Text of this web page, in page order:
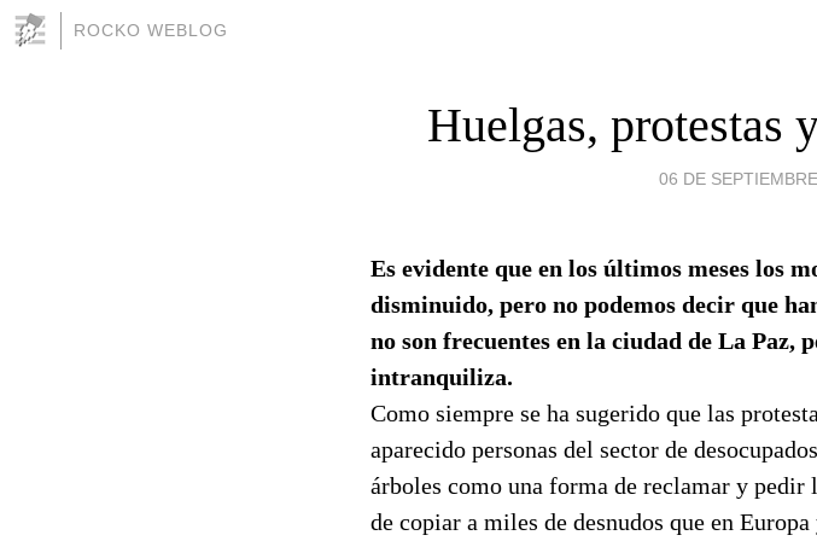
ROCKO WEBLOG
Huelgas, protestas
06 DE
Es evidente que en los últimos meses los
disminuido, pero no podemos decir que
no son frecuentes en la ciudad de La Paz,
intranquiliza.
Como siempre se ha sugerido que las
aparecido personas del sector de
árboles como una forma de reclamar y
de copiar a miles de desnudos que en